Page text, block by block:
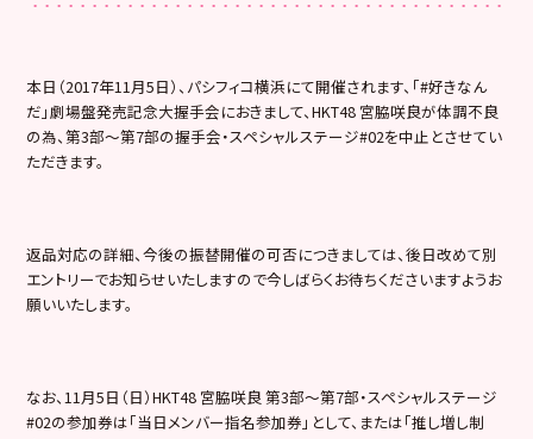
本日（2017年11月5日）、パシフィコ横浜にて開催されます、「#好きなん
だ」劇場盤発売記念大握手会におきまして、HKT48 宮脇咲良が体調不良
の為、第3部〜第7部の握手会・スペシャルステージ#02を中止とさせてい
ただきます。
返品対応の詳細、今後の振替開催の可否につきましては、後日改めて別
エントリーでお知らせいたしますので今しばらくお待ちくださいますようお
願いいたします。
なお、11月5日（日）HKT48 宮脇咲良 第3部〜第7部・スペシャルステージ
#02の参加券は「当日メンバー指名参加券」として、または「推し増し制